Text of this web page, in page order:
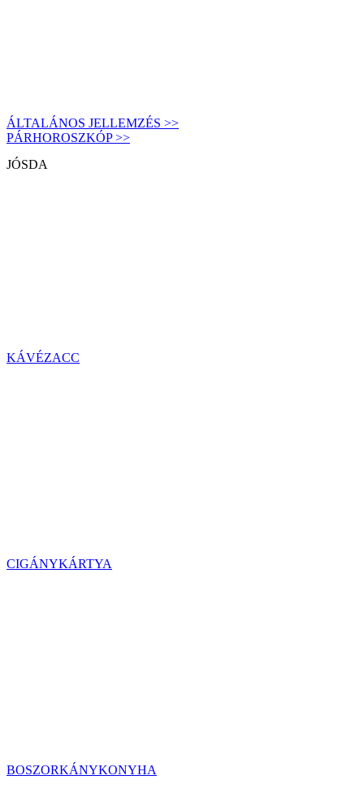
ÁLTALÁNOS JELLEMZÉS >>
PÁRHOROSZKÓP >>
JÓSDA
KÁVÉZACC
CIGÁNYKÁRTYA
BOSZORKÁNYKONYHA